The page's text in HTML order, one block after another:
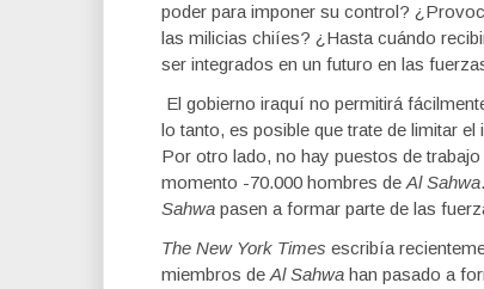
poder para imponer su control?
las milicias chiíes? ¿Hasta cuándo
ser integrados en un futuro en las
El gobierno iraquí no permitirá
lo tanto, es posible que trate de limitar
Por otro lado, no hay puestos de
momento -70.000 hombres de Al Sahwa
Sahwa pasen a formar parte de las
The New York Times escribía
miembros de Al Sahwa han pasado a